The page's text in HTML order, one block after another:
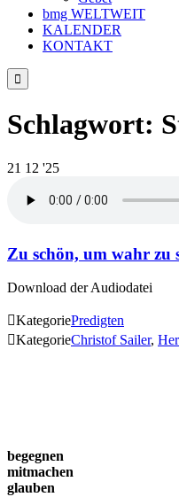
bmg WELTWEIT
KALENDER
KONTAKT

Schlagwort:
21 12 '25
Zu schön, um wahr zu
Download der Audiodatei
KategoriePredigten
KategorieChristof Sailer,
begegnen
mitmachen
glauben